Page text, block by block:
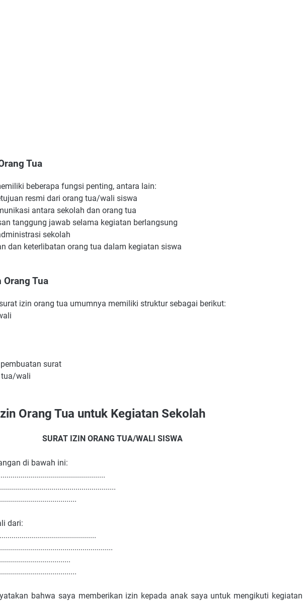
Tua
beberapa fungsi penting, antara lain:
resmi dari orang tua/wali siswa
antara sekolah dan orang tua
tanggung jawab selama kegiatan berlangsung
sekolah
dan keterlibatan orang tua dalam kegiatan siswa
Tua
izin orang tua umumnya memiliki struktur sebagai berikut:
surat
tua/wali
Orang Tua untuk Kegiatan Sekolah
SURAT IZIN ORANG TUA/WALI SISWA
di bawah ini:
dari:
bahwa saya memberikan izin kepada anak saya untuk mengikuti kegiatan